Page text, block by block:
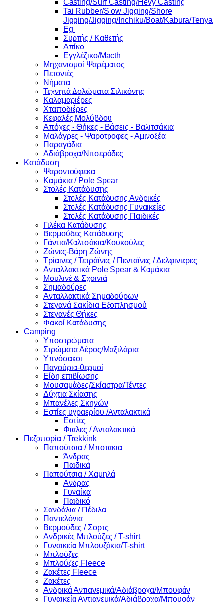
Casting/Surf Casting/Hevy Casting
Tai Rubber/Slow Jigging/Shore
Jigging/Jigging/Inchiku/Boat/Kabura/Tenya
Egi
Συρτής / Καθετής
Απίκο
Εγγλέζικο/Macth
Μηχανισμοί Ψαρέματος
Πετονιές
Νήματα
Τεχνητά Δολώματα Σιλικόνης
Καλαμαριέρες
Χταποδιέρες
Κεφαλές Μολύβδου
Απόχες - Θήκες - Βάσεις - Βαλιτσάκια
Μαλάγρες - Ψαροτροφες - Αμινοξέα
Παραγάδια
Αδιάβροχα/Νιτσεράδες
Κατάδυση
Ψαροντούφεκα
Καμάκια / Pole Spear
Στολές Κατάδυσης
Στολές Κατάδυσης Ανδρικές
Στολές Κατάδυσης Γυναικείες
Στολές Κατάδυσης Παιδικές
Γιλέκα Κατάδυσης
Βερμούδες Κατάδυσης
Γάντια/Καλτσάκια/Κουκούλες
Ζώνες-Βάρη Ζώνης
Τρίαινες / Τετράϊνες / Πενταϊνες / Δελφινιέρες
Ανταλλακτικά Pole Spear & Καμάκια
Μουλινέ & Σχοινιά
Σημαδούρες
Ανταλλακτικά Σημαδούρων
Στεγανά Σακίδια Εξοπλησμού
Στεγανές Θήκες
Φακοί Κατάδυσης
Camping
Υποστρώματα
Στρώματα Αέρος/Μαξιλάρια
Υπνόσακοι
Παγούρια-θερμοί
Είδη επιβίωσης
Μουσαμάδες/Σκίαστρα/Τέντες
Δύχτια Σκίασης
Μπανέλες Σκηνών
Εστίες υγραερίου /Ανταλακτικά
Εστίες
Φιάλες / Ανταλακτικά
Πεζοπορία / Trekkink
Παπούτσια / Μποτάκια
Άνδρας
Παιδικά
Παπούτσια / Χαμηλά
Ανδρας
Γυναίκα
Παιδικό
Σανδάλια / Πέδιλα
Παντελόνια
Βερμούδες / Σορτς
Ανδρικές Μπλούζες / T-shirt
Γυναικεία Μπλουζάκια/T-shirt
Μπλούζες
Μπλούζες Fleece
Ζακέτες Fleece
Ζακέτες
Ανδρικά Αντιανεμικά/Αδιάβροχα/Μπουφάν
Γυναικεία Αντιανεμικά/Αδιάβροχα/Μπουφάν